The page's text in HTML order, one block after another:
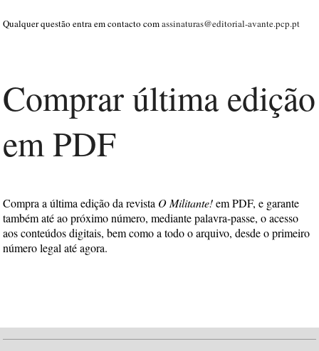
Qualquer questão entra em contacto comassinaturas@editorial-avante.pcp.pt
Comprar última edição
em PDF
Compra a última edição da revista O Militante!em PDF, e garante
também até ao próximo número, mediante palavra-passe, o acesso
aos conteúdos digitais, bem como a todo o arquivo, desde o primeiro
número legal até agora.